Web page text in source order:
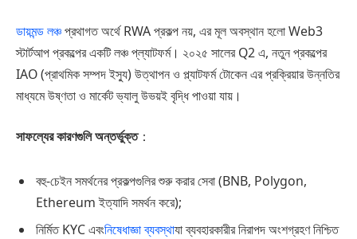
ডায়মন্ড লঞ্চপ্রথাগত অর্থে RWA প্রকল্প নয়, এর মূল অবস্থান হলো Web3
স্টার্টআপ প্রকল্পের একটি লঞ্চ প্‌ল্যাটফর্ম। ২০২৫ সালের Q2 এ, নতুন প্রকল্পের
IAO (প্রাথমিক সম্পদ ইস্যু) উত্থাপন ও প্ল্যাটফর্ম টোকেন এর প্রক্রিয়ার উন্নতির
মাধ্যমে উষ্ণতা ও মার্কেট ভ্যালু উভয়ই বৃদ্ধি পাওয়া যায়।
সাফল্যের কারণগুলি অন্তর্ভুক্ত：
বহু-চেইন সমর্থনের প্রকল্পগুলির শুরু করার সেবা (BNB, Polygon,
Ethereum ইত্যাদি সমর্থন করে);
নির্মিত KYC এবংনিষেধাজ্ঞা ব্যবস্থাযা ব্যবহারকারীর নিরাপদ অংশগ্রহণ নিশ্চিত